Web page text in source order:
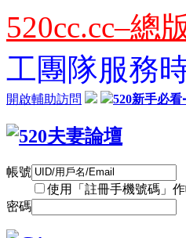
520cc.cc–總
工團隊服務
開啟輔助訪問 520新手必
帳號
使用「註冊手機號碼」
密碼